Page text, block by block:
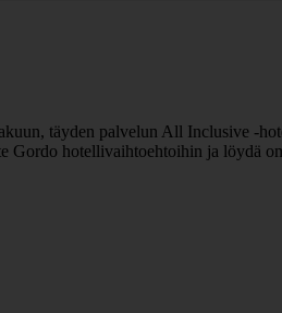
täyden palvelun All Inclusive -
Gordo hotellivaihtoehtoihin ja löydä